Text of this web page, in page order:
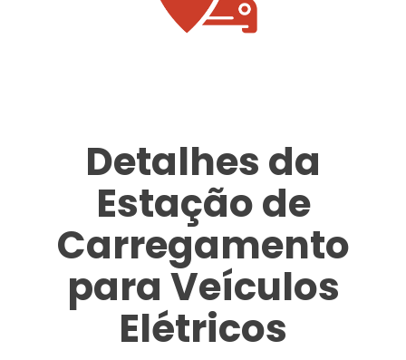
Detalhes da
Estação de
Carregamento
para Veículos
Elétricos